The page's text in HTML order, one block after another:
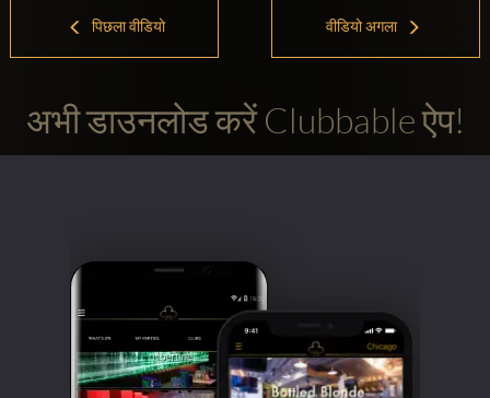
पिछला वीडियो वीडियो अगला
अभी डाउनलोड करें Clubbable ऐप!